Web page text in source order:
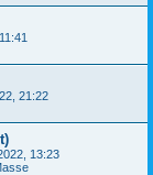
21:22
13:23